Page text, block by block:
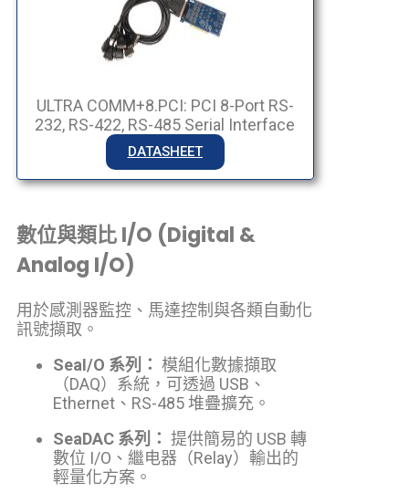
ULTRA COMM+8.PCI: PCI 8-Port RS-
232, RS-422, RS-485 Serial Interface
DATASHEET
數位與類比 I/O (Digital &
Analog I/O)
用於感測器監控、馬達控制與各類自動化
訊號擷取。
SeaI/O 系列： 模組化數據擷取
（DAQ）系統，可透過 USB、
Ethernet、RS-485 堆疊擴充。
SeaDAC 系列： 提供簡易的 USB 轉
數位 I/O、繼电器（Relay）輸出的
輕量化方案。